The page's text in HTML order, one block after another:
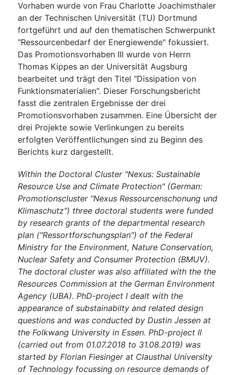
Vorhaben wurde von Frau Charlotte Joachimsthaler
an der Technischen Universität (TU) Dortmund
fortgeführt und auf den thematischen Schwerpunkt
"Ressourcenbedarf der Energiewende" fokussiert.
Das Promotionsvorhaben III wurde von Herrn
Thomas Kippes an der Universität Augsburg
bearbeitet und trägt den Titel "Dissipation von
Funktionsmaterialien". Dieser Forschungsbericht
fasst die zentralen Ergebnisse der drei
Promotionsvorhaben zusammen. Eine Übersicht der
drei Projekte sowie Verlinkungen zu bereits
erfolgten Veröffentlichungen sind zu Beginn des
Berichts kurz dargestellt.
Within the Doctoral Cluster "Nexus: Sustainable
Resource Use and Climate Protection" (German:
Promotionscluster "Nexus Ressourcenschonung und
Klimaschutz") three doctoral students were funded
by research grants of the departmental research
plan ("Ressortforschungsplan") of the Federal
Ministry for the Environment, Nature Conservation,
Nuclear Safety and Consumer Protection (BMUV).
The doctoral cluster was also affiliated with the the
Resources Commission at the German Environment
Agency (UBA). PhD-project I dealt with the
appearance of substainabilty and related design
questions and was conducted by Dustin Jessen at
the Folkwang University in Essen. PhD-project II
(carried out from 01.07.2018 to 31.08.2019) was
started by Florian Fiesinger at Clausthal University
of Technology focussing on resource demands of